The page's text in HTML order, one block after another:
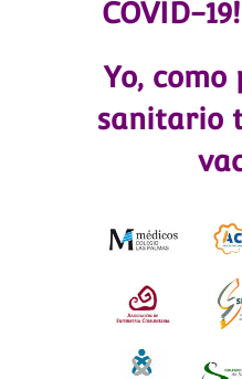
COVID-
Yo, como
sanitario